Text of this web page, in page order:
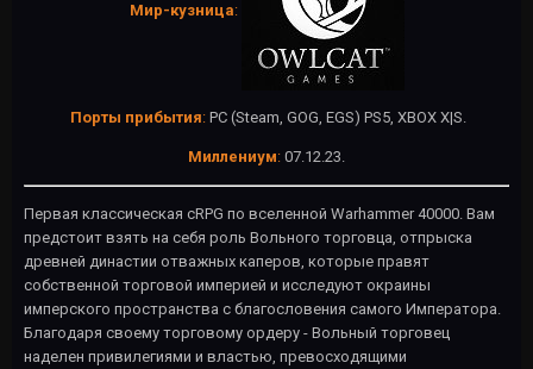
Мир-кузница:
Порты прибытия: PC (Steam, GOG, EGS) PS5, XBOX X|S.
Миллениум: 07.12.23.
Первая классическая cRPG по вселенной Warhammer 40000. Вам
предстоит взять на себя роль Вольного торговца, отпрыска
древней династии отважных каперов, которые правят
собственной торговой империей и исследуют окраины
имперского пространства с благословения самого Императора.
Благодаря своему торговому ордеру - Вольный торговец
наделен привилегиями и властью, превосходящими